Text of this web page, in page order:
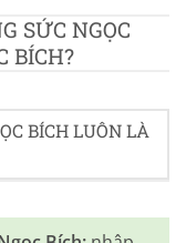
SỨC NGỌC
BÍCH?
BÍCH LUÔN LÀ